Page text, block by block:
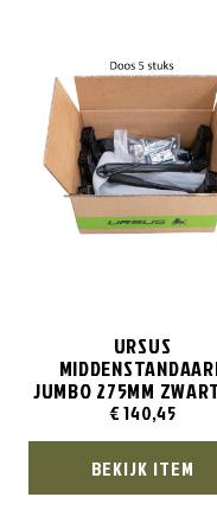
URSUS
JUMBO 275MM
€140,45
BEKIJK ITEM